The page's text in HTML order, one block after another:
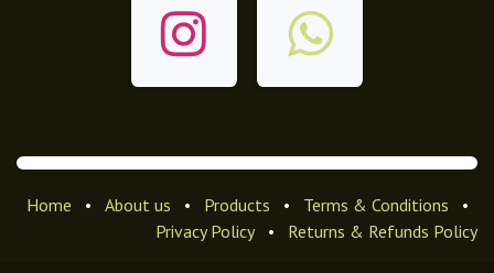
Home • About us • Products • Terms & Conditions
•
Privacy Policy
• Returns & Refunds Policy